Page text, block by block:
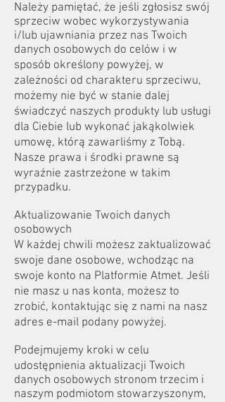
Należy pamiętać, że jeśli zgłosisz swój
sprzeciw wobec wykorzystywania
i/lub ujawniania przez nas Twoich
danych osobowych do celów i w
sposób określony powyżej, w
zależności od charakteru sprzeciwu,
możemy nie być w stanie dalej
świadczyć naszych produkty lub usługi
dla Ciebie lub wykonać jakąkolwiek
umowę, którą zawarliśmy z Tobą.
Nasze prawa i środki prawne są
wyraźnie zastrzeżone w takim
przypadku.
Aktualizowanie Twoich danych
osobowych
W każdej chwili możesz zaktualizować
swoje dane osobowe, wchodząc na
swoje konto na Platformie Atmet. Jeśli
nie masz u nas konta, możesz to
zrobić, kontaktując się z nami na nasz
adres e-mail podany powyżej.
Podejmujemy kroki w celu
udostępnienia aktualizacji Twoich
danych osobowych stronom trzecim i
naszym podmiotom stowarzyszonym,